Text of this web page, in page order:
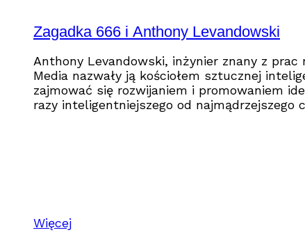
Zagadka 666 i Anthony Levandowski
Anthony Levandowski, inżynier znany z prac
Media nazwały ją kościołem sztucznej
zajmować się rozwijaniem i promowaniem
razy inteligentniejszego od najmądrzejszego
Więcej